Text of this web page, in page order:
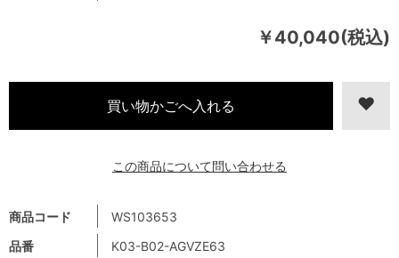
￥40,040(税込)
商品コード
WS103653
品番
K03-B02-AGVZE63
この商品について問い合わせる